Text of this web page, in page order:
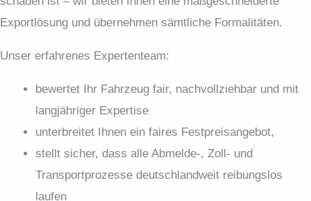
Export­lösung und übernehmen sämtliche Formalitäten.
Unser erfahrenes Expertenteam:
bewertet Ihr Fahrzeug fair, nachvollziehbar und mit
langjähriger Expertise
unterbreitet Ihnen ein faires Festpreis­angebot,
stellt sicher, dass alle Abmelde-, Zoll- und
Transportprozesse deutschlandweit reibungslos
laufen